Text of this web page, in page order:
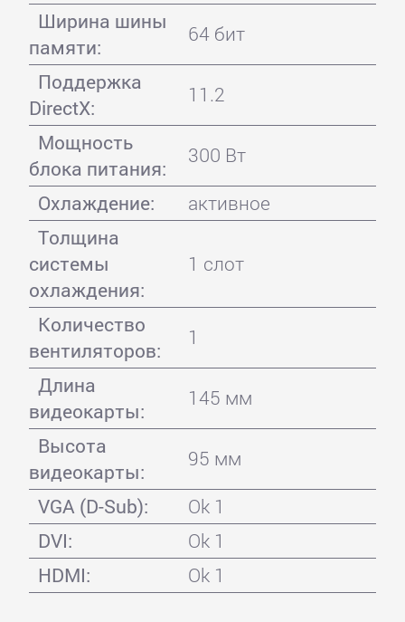
Ширина шины
памяти:
64 бит
Поддержка
DirectX:
11.2
Мощность
блока питания:
300 Вт
Охлаждение:
активное
Толщина
системы
охлаждения:
1 слот
Количество
вентиляторов:
1
Длина
видеокарты:
145 мм
Высота
видеокарты:
95 мм
VGA (D-Sub):
Ok 1
DVI:
Ok 1
HDMI:
Ok 1